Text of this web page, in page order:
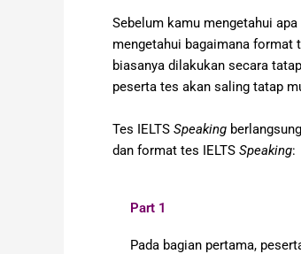
Sebelum kamu mengetahui
mengetahui bagaimana format
biasanya dilakukan secara
peserta tes akan saling tatap
Tes IELTS Speaking
dan format tes IELTS Speaking:
Part 1
Pada bagian pertama,